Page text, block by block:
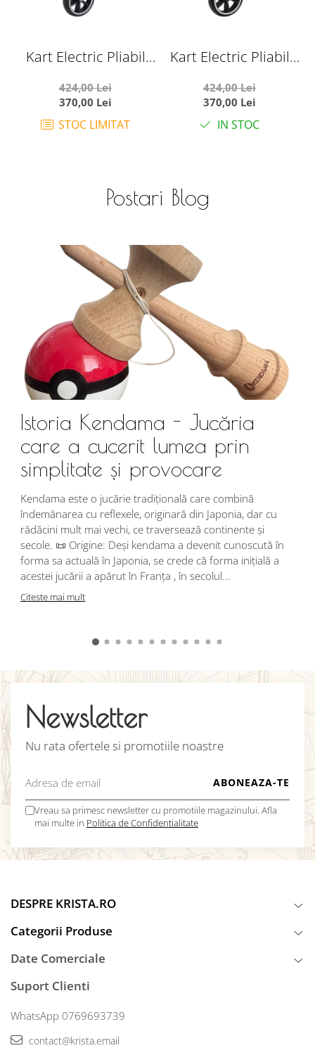
Kart Electric Pliabil
Ani, Negru
424,00 Lei
370,00 Lei
STOC LIMITAT
Kart Electric Pliabil
Ani, Rosu
424,00 Lei
370,00 Lei
IN STOC
Postari Blog
Istoria Kendama - Jucăria
care a cucerit lumea prin
simplitate și provocare
Kendama este o jucărie tradițională care combină
îndemânarea cu reflexele, originară din Japonia, dar cu
rădăcini mult mai vechi, ce traversează continente și
secole. 📜 Origine: Deși kendama a devenit cunoscută în
forma sa actuală în Japonia, se crede că forma inițială a
acestei jucării a apărut în Franța , în secolul...
Citeste mai mult
Newsletter
Nu rata ofertele si promotiile noastre
Vreau sa primesc newsletter cu promotiile magazinului. Afla
mai multe in Politica de Confidentialitate
DESPRE KRISTA.RO
Categorii Produse
Date Comerciale
Suport Clienti
WhatsApp 0769693739
contact@krista.email